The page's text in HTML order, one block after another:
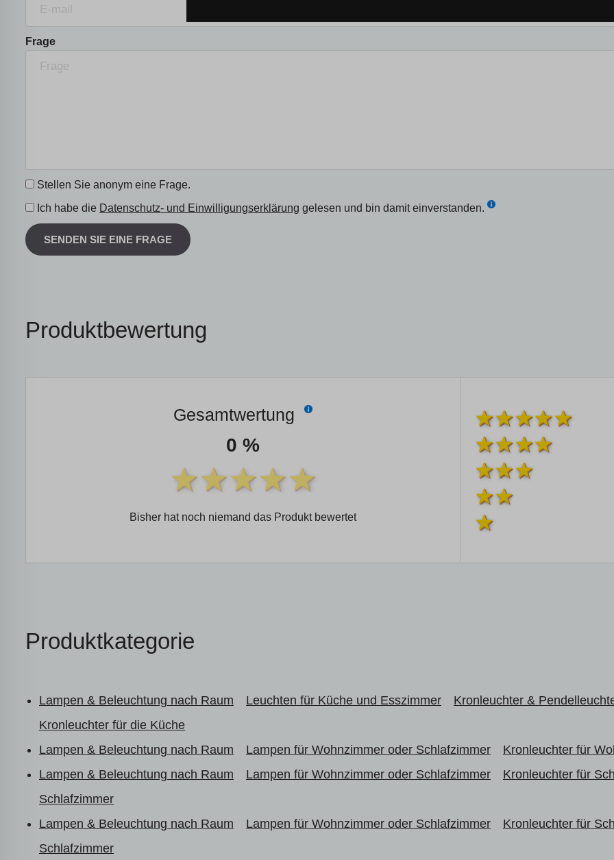
Frage
Stellen Sie anonym eine Frage.
Ich habe die Datenschutz- und Einwilligungserklärung gelesen und bin damit einverstanden.
SENDEN SIE EINE FRAGE
Produktbewertung
Gesamtwertung
0 %
Bisher hat noch niemand das Produkt bewertet
Produktkategorie
Lampen & Beleuchtung nach Raum Leuchten für Küche und Esszimmer Kronleuchter &
Kronleuchter für die Küche
Lampen & Beleuchtung nach Raum
Lampen für Wohnzimmer oder Schlafzimmer Kronleuchter für
Lampen & Beleuchtung nach Raum
Lampen für Wohnzimmer oder Schlafzimmer Kronleuchter für
Schlafzimmer
Lampen & Beleuchtung nach Raum
Lampen für Wohnzimmer oder Schlafzimmer Kronleuchter für
Schlafzimmer